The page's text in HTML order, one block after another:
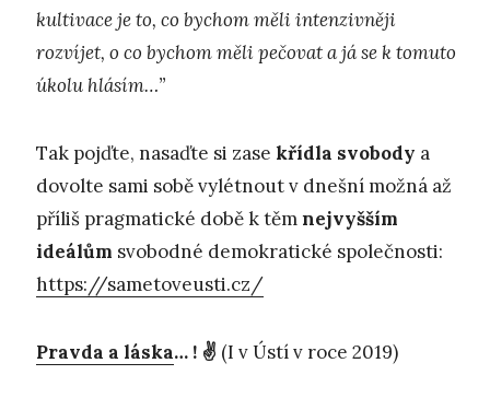
kultivace je to, co bychom měli intenzivněji
rozvíjet, o co bychom měli pečovat a já se k tomuto
úkolu hlásím…”
Tak pojďte, nasaďte si zase křídla svobody a
dovolte sami sobě vylétnout v dnešní možná až
příliš pragmatické době k těmnejvyšším
ideálům svobodné demokratické společnosti:
https://sametoveusti.cz/
Pravda a láska… ! ✌️ (I v Ústí v roce 2019)